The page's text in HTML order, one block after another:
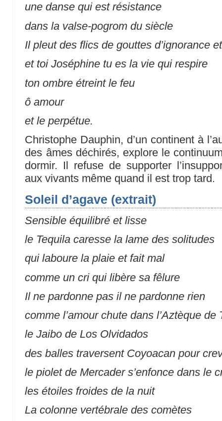
une danse qui est résistance
dans la valse-pogrom du siècle
Il pleut des flics de gouttes d’ignorance
et toi Joséphine tu es la vie qui respire
ton ombre étreint le feu
ô amour
et le perpétue.
Christophe Dauphin, d’un continent à
des âmes déchirés, explore le
dormir. Il refuse de supporter
aux vivants même quand il est trop tard.
Soleil d’agave (extrait)
Sensible équilibré et lisse
le Tequila caresse la lame des solitudes
qui laboure la plaie et fait mal
comme un cri qui libère sa fêlure
Il ne pardonne pas il ne pardonne rien
comme l’amour chute dans l’Aztèque de
le Jaibo de Los Olvidados
des balles traversent Coyoacan pour
le piolet de Mercader s’enfonce dans le
les étoiles froides de la nuit
La colonne vertébrale des comètes